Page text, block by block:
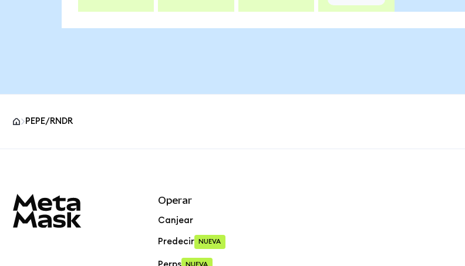
PEPE/RNDR
Operar
Canjear
Predecir NUEVA
NUEVA